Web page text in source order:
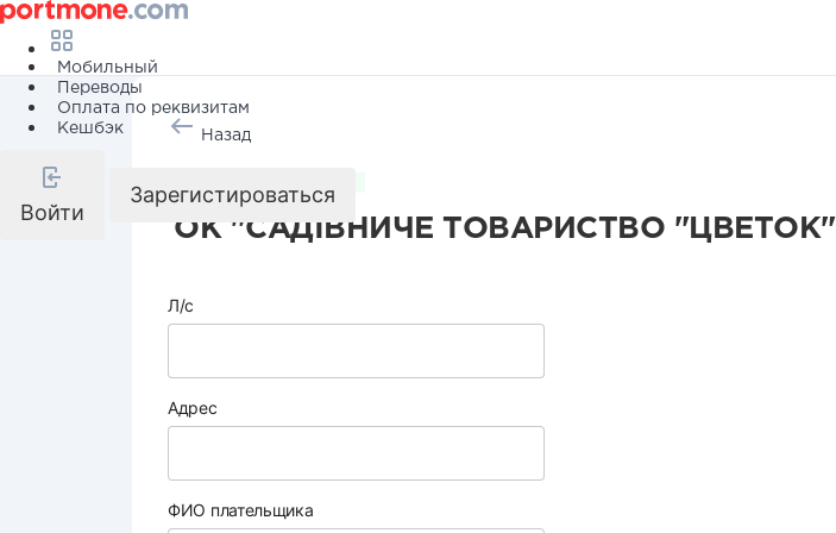
Мобильный
Переводы
Оплата по реквизитам
Кешбэк
Войти
Зарегистироваться
Назад
ОК "САДІВНИЧЕ ТОВАРИСТВО "ЦВЕТОК"
Л/с
Адрес
ФИО плательщика